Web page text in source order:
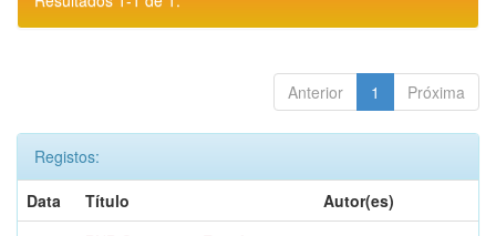
Anterior 1 Próxima
Registos:
Data
Título
Autor(es)